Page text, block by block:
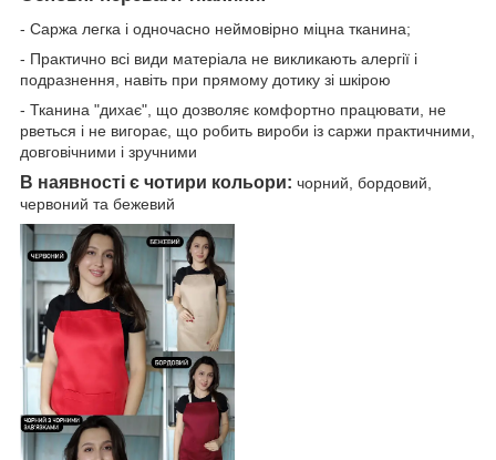
- Саржа легка і одночасно неймовірно міцна тканина;
- Практично всі види матеріала не викликають алергії і
подразнення, навіть при прямому дотику зі шкірою
- Тканина "дихає", що дозволяє комфортно працювати, не
рветься і не вигорає, що робить вироби із саржи практичними,
довговічними і зручними
В наявності є чотири кольори: чорний, бордовий,
червоний та бежевий